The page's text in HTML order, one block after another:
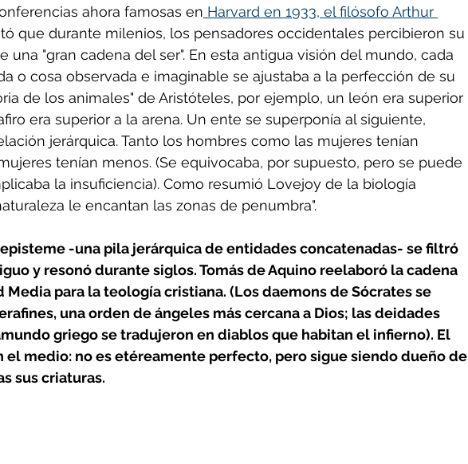
ahora famosas en Harvard en 1933, el filósofo Arthur
que durante milenios, los pensadores occidentales percibieron su
una "gran cadena del ser". En esta antigua visión del mundo, cada
o cosa observada e imaginable se ajustaba a la perfección de su
de los animales" de Aristóteles, por ejemplo, un león era superior
era superior a la arena. Un ente se superponía al siguiente,
jerárquica. Tanto los hombres como las mujeres tenían
tenían menos. (Se equivocaba, por supuesto, pero se puede
la insuficiencia). Como resumió Lovejoy de la biología
le encantan las zonas de penumbra".
-una pila jerárquica de entidades concatenadas- se filtró
y resonó durante siglos. Tomás de Aquino reelaboró la cadena
Media para la teología cristiana. (Los daemons de Sócrates se
una orden de ángeles más cercana a Dios; las deidades
griego se tradujeron en diablos que habitan el infierno). El
el medio: no es etéreamente perfecto, pero sigue siendo dueño de
sus criaturas.